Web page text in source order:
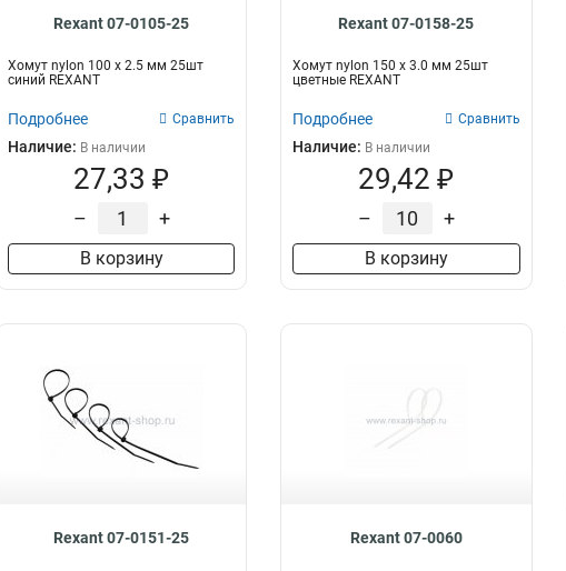
Rexant 07-0105-25
Хомут nylon 100 х 2.5 мм 25шт
синий REXANT
Подробнее Сравнить
Наличие: В наличии
27,33 ₽
– +
В корзину
Rexant 07-0158-25
Хомут nylon 150 х 3.0 мм 25шт
цветные REXANT
Подробнее Сравнить
Наличие: В наличии
29,42 ₽
– +
В корзину
Rexant 07-0151-25 Rexant 07-0060